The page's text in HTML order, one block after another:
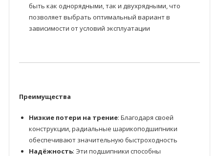
быть как однорядными, так и двухрядными, что
позволяет выбрать оптимальный вариант в
зависимости от условий эксплуатации
Преимущества
Низкие потери на трение: Благодаря своей
конструкции, радиальные шарикоподшипники
обеспечивают значительную быстроходность
Надёжность: Эти подшипники способны